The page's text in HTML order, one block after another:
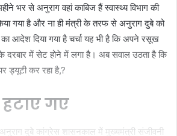
भर से अनुराग वहां काबिज हैं स्वास्थ्य विभाग की
गया है और ना ही मंत्री के तरफ से अनुराग दुबे को
आदेश दिया गया है चर्चा यह भी है कि अपने रसूख
दरबार में सेट होने में लगा है। अब सवाल उठता है कि
ड्यूटी कर रहा है,?
गए
दुबे कांग्रेस शासनकाल में मुख्यमंत्री संजीवनी